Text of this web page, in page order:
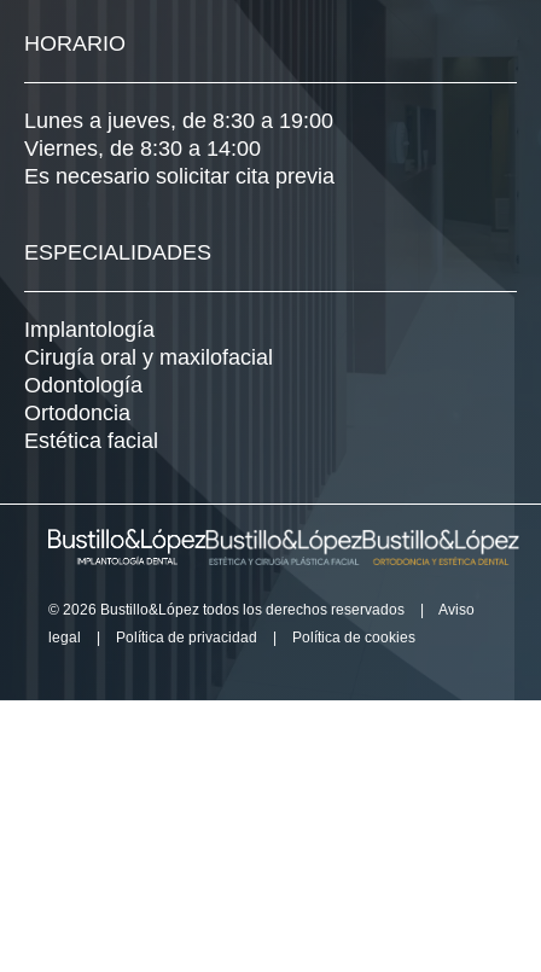
HORARIO
Lunes a jueves, de 8:30 a 19:00
Viernes, de 8:30 a 14:00
Es necesario solicitar cita previa
ESPECIALIDADES
Implantología
Cirugía oral y maxilofacial
Odontología
Ortodoncia
Estética facial
© 2026 Bustillo&López todos los derechos reservados
Aviso
legal
Política de privacidad Política de cookies